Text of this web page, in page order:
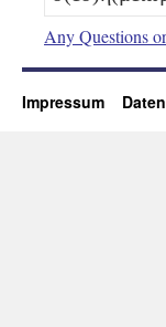
Any Questions
Impressum